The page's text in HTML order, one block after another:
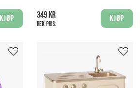
Kjøp 349 kr
Rek. pris:
Kjøp